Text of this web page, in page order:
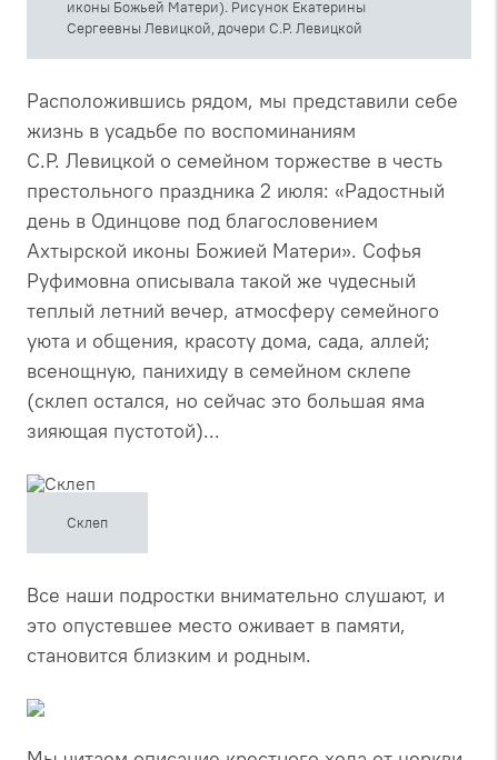
иконы Божьей Матери). Рисунок Екатерины
Сергеевны Левицкой, дочери С.Р. Левицкой
Расположившись рядом, мы представили себе
жизнь в усадьбе по воспоминаниям
С.Р. Левицкой о семейном торжестве в честь
престольного праздника 2 июля: «Радостный
день в Одинцове под благословением
Ахтырской иконы Божией Матери». Софья
Руфимовна описывала такой же чудесный
теплый летний вечер, атмосферу семейного
уюта и общения, красоту дома, сада, аллей;
всенощную, панихиду в семейном склепе
(склеп остался, но сейчас это большая яма
зияющая пустотой)...
Склеп
Все наши подростки внимательно слушают, и
это опустевшее место оживает в памяти,
становится близким и родным.